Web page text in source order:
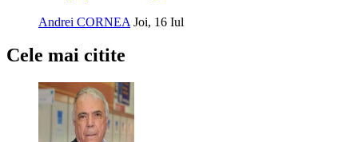
Andrei CORNEA Joi, 16 Iul
Cele mai citite